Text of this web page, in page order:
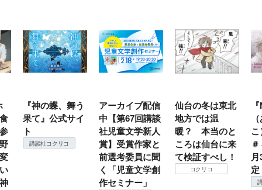
『神の蝶、舞う
果て』公式サイ
ト
講談社コクリコ
アーカイブ配信
中【第67回講談
社児童文学新人
賞】受賞作家と
前選考委員に聞
く「児童文学創
作セミナー」
仙台の冬は東北
地方では温
暖？ 本当のと
ころは仙台に来
て検証すべし！
コクリコ
月
定